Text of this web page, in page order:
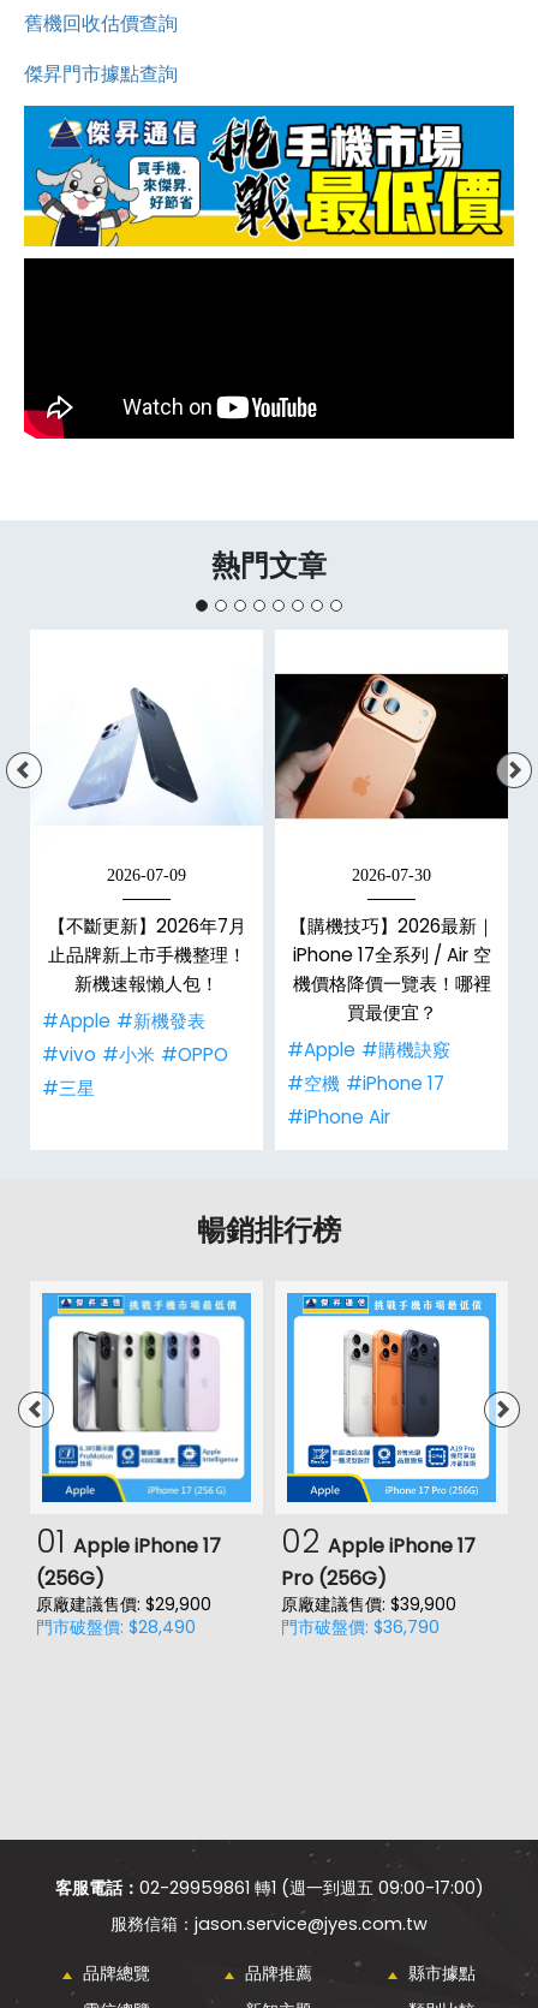
舊機回收估價查詢
傑昇門市據點查詢
熱門文章
2026-07-09
【不斷更新】2026年7月
止品牌新上市手機整理！
新機速報懶人包！
#Apple #新機發表
#vivo #小米 #OPPO
#三星
2026-07-30
【購機技巧】2026最新｜
iPhone 17全系列 / Air 空
機價格降價一覽表！哪裡
買最便宜？
#Apple #購機訣竅
#空機 #iPhone 17
#iPhone Air
暢銷排行榜
01 Apple iPhone 17
(256G)
原廠建議售價: $29,900
門市破盤價: $28,490
02 Apple iPhone 17
Pro (256G)
原廠建議售價: $39,900
門市破盤價: $36,790
客服電話： 02-29959861 轉1 (週一到週五 09:00-17:00)
jason.service@jyes.com.tw
品牌總覽 品牌推薦
縣市據點